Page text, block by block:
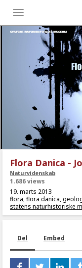
Toggle
menu
Flora Danica -
Naturvidenskab
1.686 views
19. marts 2013
flora,flora danica,
statens naturhistoriske
Del Embed